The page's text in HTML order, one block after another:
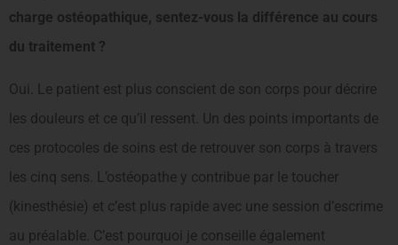
charge ostéopathique, sentez-vous la différence au cours
du traitement ?
Oui. Le patient est plus conscient de son corps pour décrire
les douleurs et ce qu’il ressent. Un des points impor­tants de
ces protocoles de soins est de retrouver son corps à tra­vers
les cinq sens. L’ostéopathe y contribue par le toucher
(kinesthésie) et c’est plus rapide avec une session d’escrime
au préalable. C’est pourquoi je conseille également